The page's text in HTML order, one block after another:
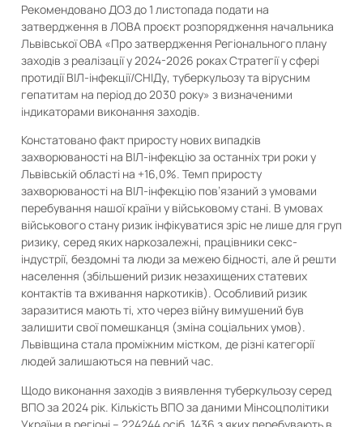
Рекомендовано ДОЗ до 1 листопада подати на
затвердження в ЛОВА проєкт розпорядження начальника
Львівської ОВА «Про затвердження Регіонального плану
заходів з реалізації у 2024-2026 роках Стратегії у сфері
протидії ВІЛ-інфекції/СНІДу, туберкульозу та вірусним
гепатитам на період до 2030 року» з визначеними
індикаторами виконання заходів.
Констатовано факт приросту нових випадків
захворюваності на ВІЛ-інфекцію за останніх три роки у
Львівській області на +16,0%. Темп приросту
захворюваності на ВІЛ-інфекцію пов’язаний з умовами
перебування нашої країни у військовому стані. В умовах
військового стану ризик інфікуватися зріс не лише для груп
ризику, серед яких наркозалежні, працівники секс-
індустрії, бездомні та люди за межею бідності, але й решти
населення (збільшений ризик незахищених статевих
контактів та вживання наркотиків). Особливий ризик
заразитися мають ті, хто через війну вимушений був
залишити свої помешканця (зміна соціальних умов).
Львівщина стала проміжним містком, де різні категорії
людей залишаються на певний час.
Щодо виконання заходів з виявлення туберкульозу серед
ВПО за 2024 рік. Кількість ВПО за даними Мінсоцполітики